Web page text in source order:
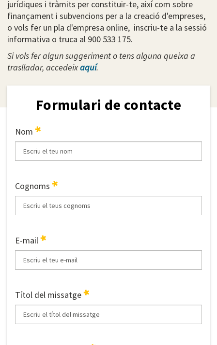
jurídiques i tràmits per constituir-te, així com sobre
finançament i subvencions per a la creació d'empreses,
o vols fer un pla d'empresa online, inscriu-te a la sessió
informativa o truca al 900 533 175.
Si vols fer algun suggeriment o tens alguna queixa a
traslladar, accedeixaquí.
Formulari de contacte
Nom
Cognoms
E-mail
Títol del missatge